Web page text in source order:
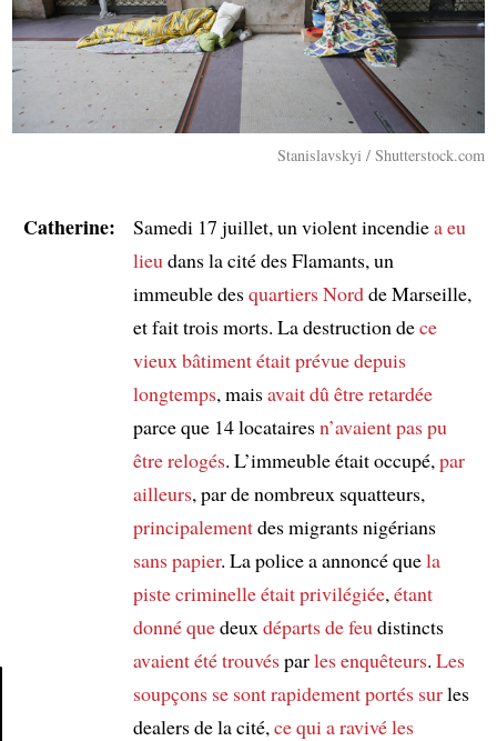
Stanislavskyi / Shutterstock.com
Catherine: Samedi 17 juillet, un violent incendiea eu
lieu dans la cité des Flamants, un
immeuble desquartiers Nordde Marseille,
et fait trois morts. La destruction dece
vieux bâtimentétait prévuedepuis
longtemps, maisavait dû être retardée
parce que 14 locatairesn’avaient pas pu
être relogés. L’immeuble était occupé, par
ailleurs, par de nombreux squatteurs,
principalementdes migrants nigérians
sans papier. La police a annoncé quela
piste criminelle était privilégiée, étant
donné quedeux départs de feu distincts
avaient été trouvésparles enquêteurs. Les
soupçons se sont rapidement portés surles
dealers de la cité, ce qui a ravivé les